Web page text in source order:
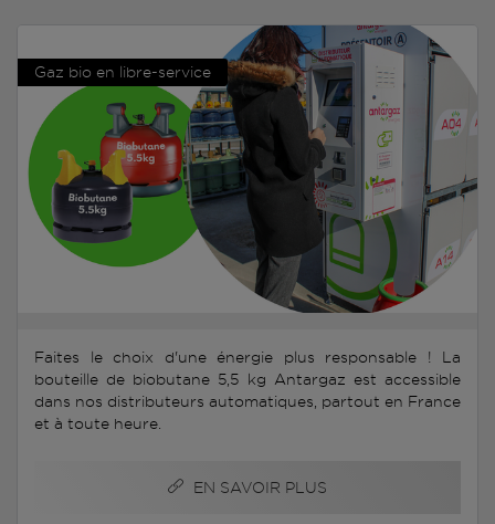
Gaz bio en libre-service
Faites le choix d'une énergie plus responsable ! La
bouteille de biobutane 5,5 kg Antargaz est accessible
dans nos distributeurs automatiques, partout en France
et à toute heure.
EN SAVOIR PLUS